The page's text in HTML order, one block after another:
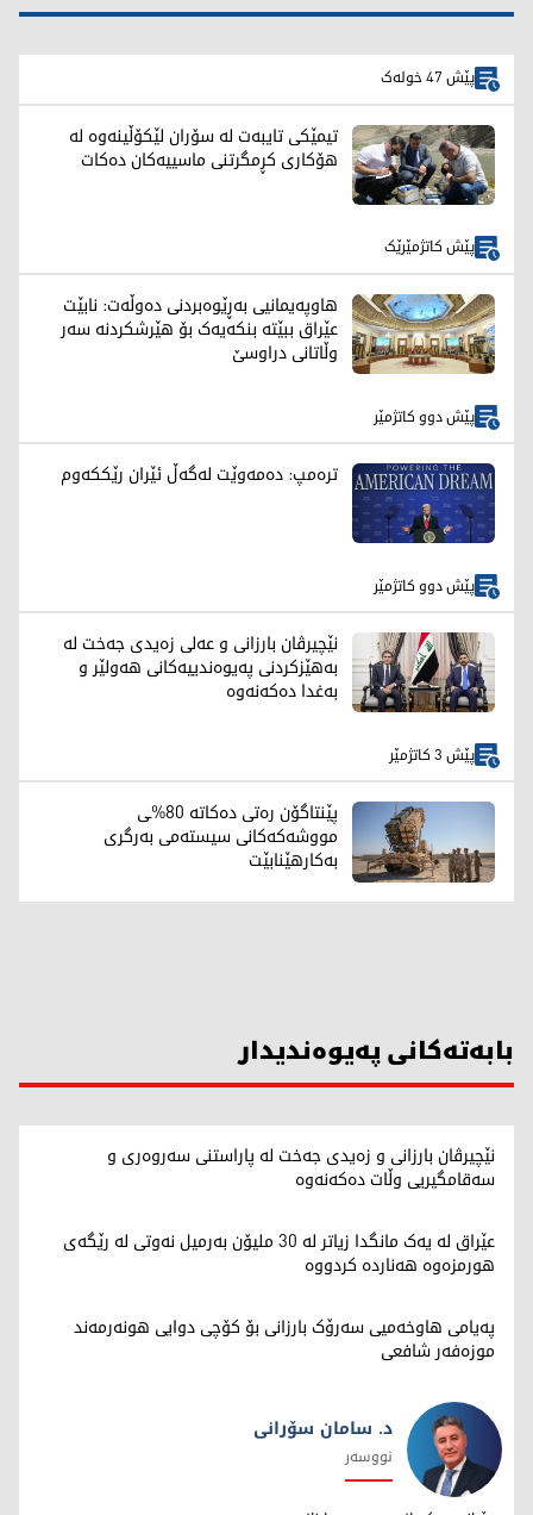
پێش 47 خولەک
تیمێکی تایبەت لە سۆران لێکۆڵینەوە لە
هۆکاری کڕمگرتنی ماسییەکان دەکات
پێش کاتژمێرێک
هاوپەیمانیی بەڕێوەبردنی دەوڵەت: نابێت
عێراق ببێتە بنکەیەک بۆ هێرشکردنە سەر
وڵاتانی دراوسێ
پێش دوو کاتژمێر
ترەمپ: دەمەوێت لەگەڵ ئێران رێککەوم
پێش دوو کاتژمێر
نێچیرڤان بارزانی و عەلی زەیدی جەخت لە
بەهێزکردنی پەیوەندییەکانی هەولێر و
بەغدا دەکەنەوە
پێش 3 کاتژمێر
پێنتاگۆن رەتی دەکاتە 80%ـی
مووشەکەکانی سیستەمی بەرگری
بەکارهێنابێت
بابەتەکانی پەیوەندیدار
نێچیرڤان بارزانی و زەیدی جەخت لە پاراستنی سەروەری و
سەقامگیریی وڵات دەکەنەوە
عێراق لە یەک مانگدا زیاتر لە 30 ملیۆن بەرمیل نەوتی لە رێگەی
هورمزەوە هەناردە کردووە
پەیامی هاوخەمیی سەرۆک بارزانی بۆ کۆچی دوایی هونەرمەند
موزەفەر شافعی
د. سامان سۆرانی
نووسەر